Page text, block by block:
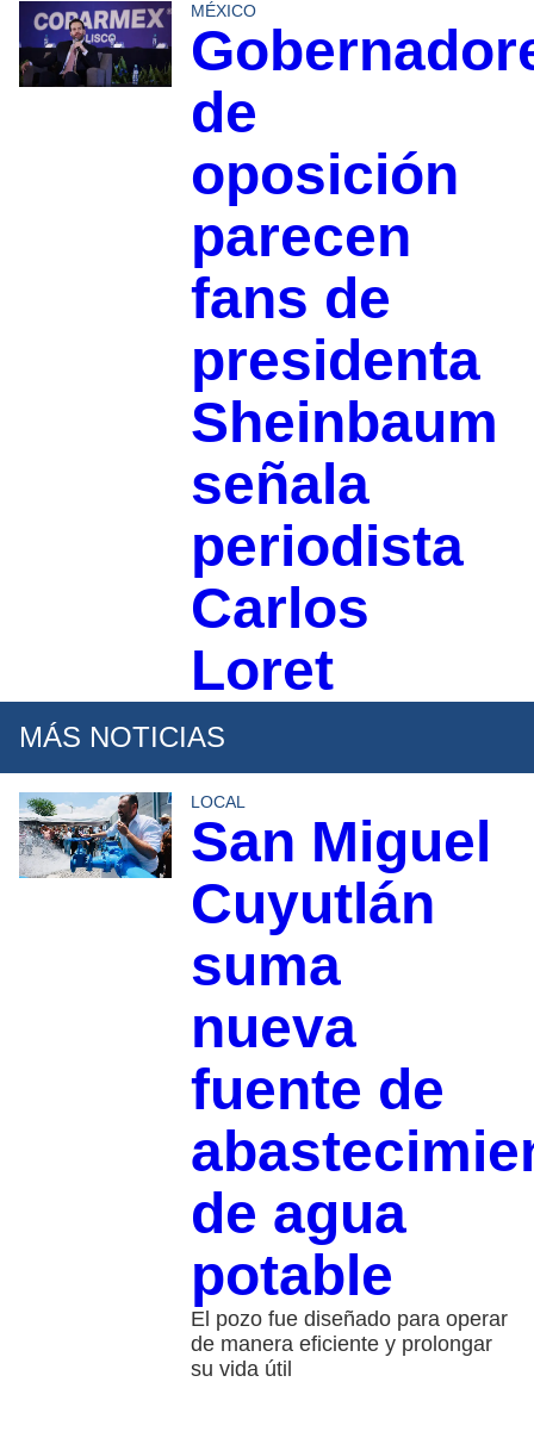
MÉXICO
de
oposición
parecen
fans de
presidenta
Sheinbaum
señala
periodista
Carlos
Loret
MÁS NOTICIAS
LOCAL
San Miguel
Cuyutlán
suma
nueva
fuente de
de agua
potable
El pozo fue diseñado para operar
de manera eficiente y prolongar
su vida útil